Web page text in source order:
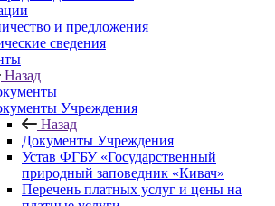
и предложения
сведения
Назад
Учреждения
Назад
Документы Учреждения
Устав ФГБУ «Государственный
природный заповедник «Кивач»
Перечень платных услуг и цены на